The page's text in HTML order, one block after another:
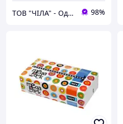
ТОВ "ЧІЛА" - Одноразова продукція 98%